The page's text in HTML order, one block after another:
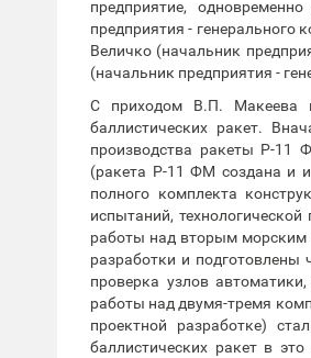
предприятие,
предприятия - генерального
Величко (начальник
(начальник предприятия -
С приходом В.П. Макеева
баллистических ракет.
производства ракеты Р-11
(ракета Р-11 ФМ создана и
полного комплекта
испытаний,
работы над вторым морским
разработки и подготовлены
проверка узлов
работы над двумя-тремя
проектной разработке)
баллистических ракет в